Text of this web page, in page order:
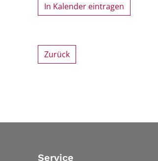
In Kalender eintragen
Zurück
Service